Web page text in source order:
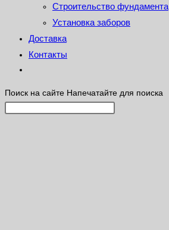
Строительство фундамента
Установка заборов
Доставка
Контакты
Поиск на сайте Напечатайте для поиска